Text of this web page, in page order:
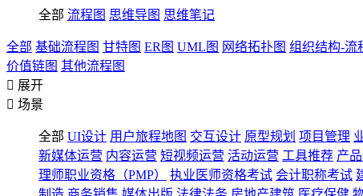
全部 流程图 思维导图 思维笔记
全部 基础流程图 甘特图 ER图 UML图 网络拓扑图 组织结构-流
价值链图 其他流程图
 展开
 场景
全部 UI设计 用户旅程地图 交互设计 原型规划 项目管理
新媒体运营 内容运营 短视频运营 活动运营 工具推荐 产
理师职业资格（PMP）
执业医师资格考试 会计职称考试